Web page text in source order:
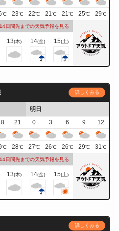
℃ 23℃ 22℃ 21℃ 21℃ 25℃ 29℃
14日間先までの天気予報を見る
13(木) 14(金) 15(土)
詳しくみる
明日
21 0 3 6 9
12
℃ 28℃ 27℃ 26℃ 26℃ 29℃ 31℃
14日間先までの天気予報を見る
13(木) 14(金) 15(土)
詳しくみる